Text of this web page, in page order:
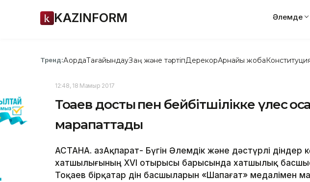
KAZINFORM Әлемде
Тренд:АқордаТағайындауЗаң және тәртіпДерекқорАрнайы жоба
12:48, 18 Мамыр 2017
Тоқаев достық пен бейбітшілікке үлес
марапаттады
АСТАНА. ҚазАқпарат- Бүгін Әлемдік және дәстүрлі діндер
хатшылығының XVI отырысы барысында хатшылық
Тоқаев бірқатар дін басшыларын «Шапағат» медалімен